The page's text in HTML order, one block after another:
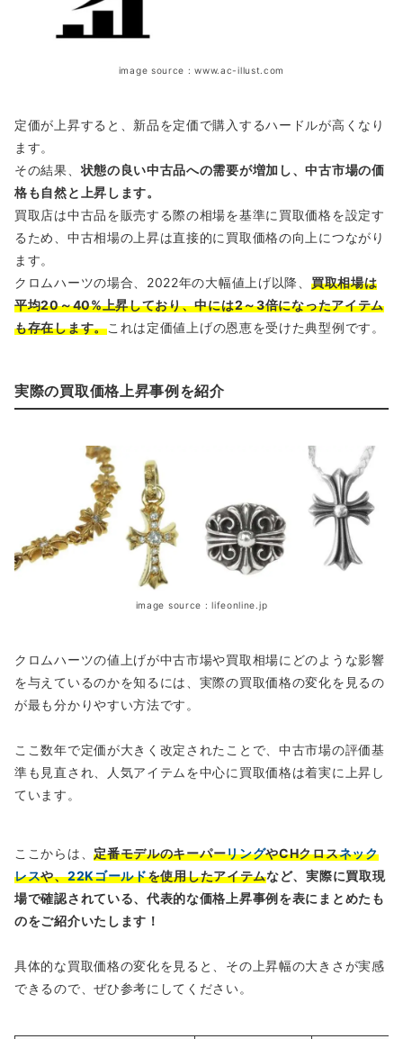
image source : www.ac-illust.com
定価が上昇すると、新品を定価で購入するハードルが高くなり
ます。
その結果、状態の良い中古品への需要が増加し、中古市場の価
格も自然と上昇します。
買取店は中古品を販売する際の相場を基準に買取価格を設定す
るため、中古相場の上昇は直接的に買取価格の向上につながり
ます。
クロムハーツの場合、2022年の大幅値上げ以降、 買取相場は
平均20～40%上昇しており、中には2～3倍になったアイテム
も存在します。これは定価値上げの恩恵を受けた典型例です。
実際の買取価格上昇事例を紹介
image source : lifeonline.jp
クロムハーツの値上げが中古市場や買取相場にどのような影響
を与えているのかを知るには、実際の買取価格の変化を見るの
が最も分かりやすい方法です。
ここ数年で定価が大きく改定されたことで、中古市場の評価基
準も見直され、人気アイテムを中心に買取価格は着実に上昇し
ています。
ここからは、定番モデルのキーパーリングやCHクロスネック
レスや、22Kゴールドを使用したアイテムなど、実際に買取現
場で確認されている、代表的な価格上昇事例を表にまとめたも
のをご紹介いたします！
具体的な買取価格の変化を見ると、その上昇幅の大きさが実感
できるので、ぜひ参考にしてください。